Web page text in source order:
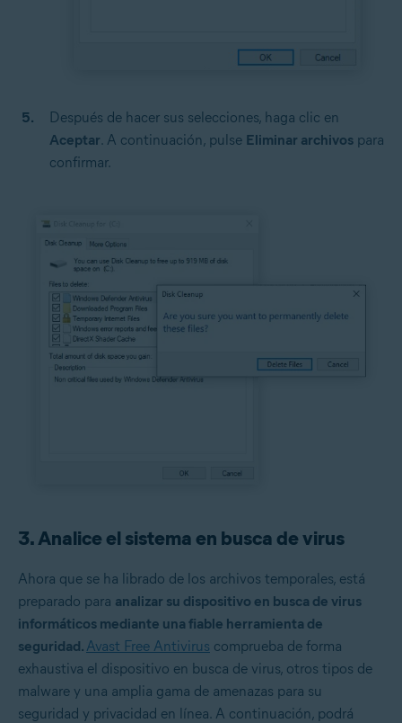
Después de hacer sus selecciones, haga clic en
Aceptar. A continuación, pulse Eliminar archivos para
confirmar.
3. Analice el sistema en busca de virus
Ahora que se ha librado de los archivos temporales, está
preparado para analizar su dispositivo en busca de virus
informáticos mediante una fiable herramienta de
seguridad. Avast Free Antivirus comprueba de forma
exhaustiva el dispositivo en busca de virus, otros tipos de
malware y una amplia gama de amenazas para su
seguridad y privacidad en línea. A continuación, podrá